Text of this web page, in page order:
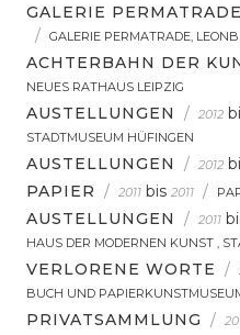
GALERIE
/ GALERIE PERMATRADE,
ACHTERBAHN DER
NEUES RATHAUS LEIPZIG
AUSTELLUNGEN / 2012
STADTMUSEUM HÜFINGEN
AUSTELLUNGEN / 2012
PAPIER / 2011 bis 2011 /
AUSTELLUNGEN / 2011
HAUS DER MODERNEN KUNST ,
VERLORENE WORTE /
BUCH UND
PRIVATSAMMLUNG /